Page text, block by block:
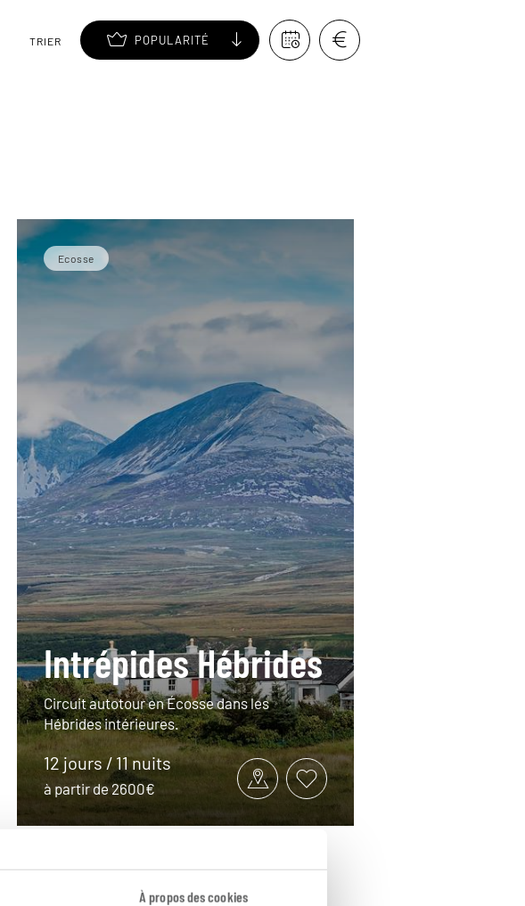
À propos des cookies
TRIER POPULARITÉ
Ecosse
Intrépides Hébrides
Circuit autotour en Écosse dans les
Hébrides intérieures.
12 jours / 11 nuits
à partir de 2600€